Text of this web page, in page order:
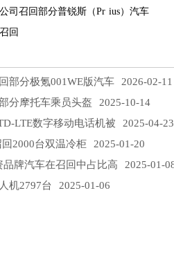
司召回部分普锐斯（Pr ius）汽车
回
部分极氪001WE版汽车 2026-02-11
分摩托车乘员头盔 2025-10-14
LTE数字移动电话机被 2025-04-23
2000台双温冷柜 2025-01-20
牌汽车在召回中占比高 2025-01-
机2797台 2025-01-06